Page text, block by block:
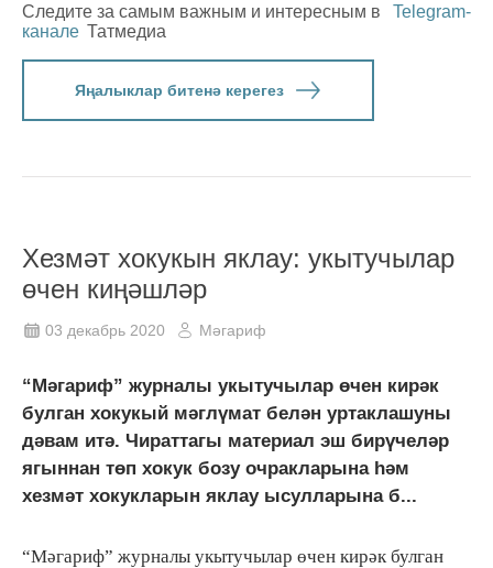
Следите за самым важным и интересным в
Telegram-
канале Татмедиа
Яңалыклар битенә керегез
Хезмәт хокукын яклау: укытучылар
өчен киңәшләр
03 декабрь 2020 Мәгариф
“Мәгариф” журналы укытучылар өчен кирәк
булган хокукый мәглүмат белән уртаклашуны
дәвам итә. Чираттагы материал эш бирүчеләр
ягыннан төп хокук бозу очракларына һәм
хезмәт хокукларын яклау ысулларына б...
“Мәгариф” журналы укытучылар өчен кирәк булган